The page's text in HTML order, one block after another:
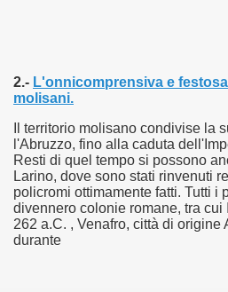
2.- L'onnicomprensiva e
molisani.
Il territorio molisano condivise la
l'Abruzzo, fino alla caduta
Resti di quel tempo si possono
Larino, dove sono stati rinvenuti
policromi ottimamente fatti. Tutti i
divennero colonie romane, tra cui
262 a.C. , Venafro, città di origine
durante